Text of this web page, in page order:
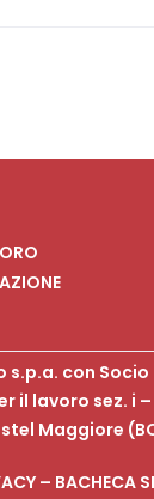
s.p.a. con
il lavoro sez. i
Maggiore
– BACHECA